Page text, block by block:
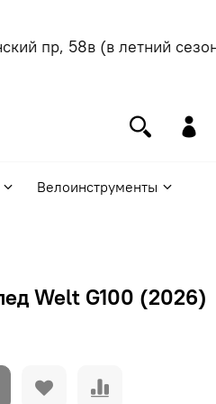
пр, 58в (в летний сезон)
Велоинструменты
Welt G100 (2026)